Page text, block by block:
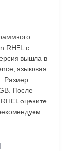
RHEL с
вышла в
языковая
Размер
После
оцените